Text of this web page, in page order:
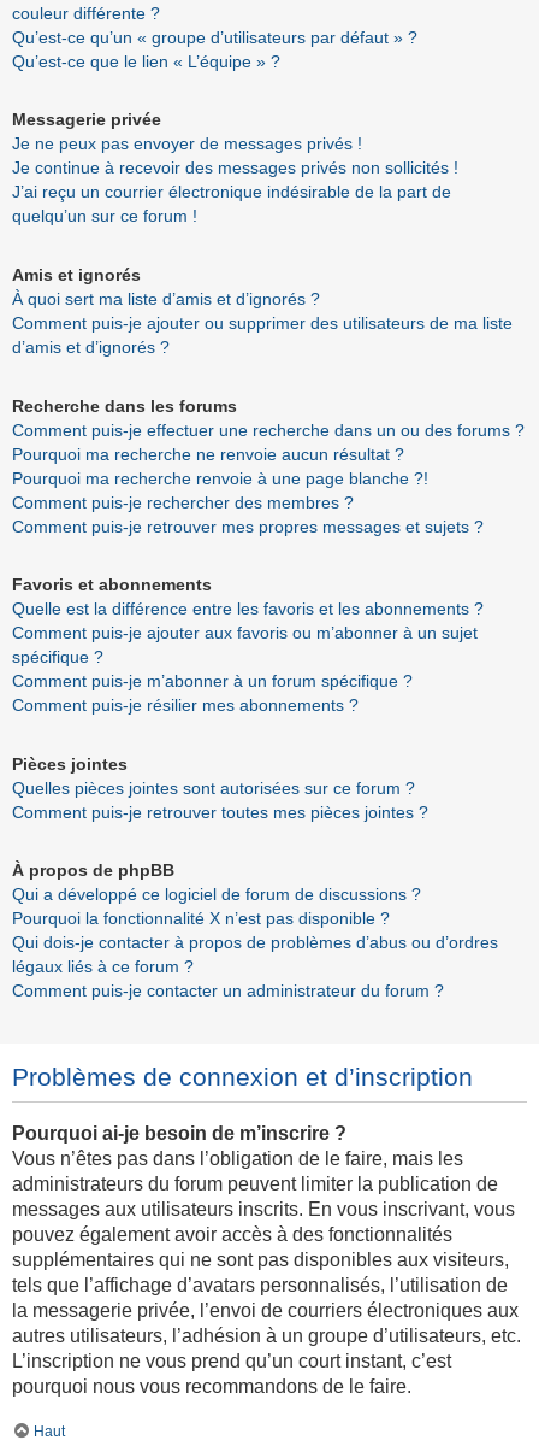
couleur différente ?
Qu’est-ce qu’un « groupe d’utilisateurs par défaut » ?
Qu’est-ce que le lien « L’équipe » ?
Messagerie privée
Je ne peux pas envoyer de messages privés !
Je continue à recevoir des messages privés non sollicités !
J’ai reçu un courrier électronique indésirable de la part de
quelqu’un sur ce forum !
Amis et ignorés
À quoi sert ma liste d’amis et d’ignorés ?
Comment puis-je ajouter ou supprimer des utilisateurs de ma liste
d’amis et d’ignorés ?
Recherche dans les forums
Comment puis-je effectuer une recherche dans un ou des forums ?
Pourquoi ma recherche ne renvoie aucun résultat ?
Pourquoi ma recherche renvoie à une page blanche ?!
Comment puis-je rechercher des membres ?
Comment puis-je retrouver mes propres messages et sujets ?
Favoris et abonnements
Quelle est la différence entre les favoris et les abonnements ?
Comment puis-je ajouter aux favoris ou m’abonner à un sujet
spécifique ?
Comment puis-je m’abonner à un forum spécifique ?
Comment puis-je résilier mes abonnements ?
Pièces jointes
Quelles pièces jointes sont autorisées sur ce forum ?
Comment puis-je retrouver toutes mes pièces jointes ?
À propos de phpBB
Qui a développé ce logiciel de forum de discussions ?
Pourquoi la fonctionnalité X n’est pas disponible ?
Qui dois-je contacter à propos de problèmes d’abus ou d’ordres
légaux liés à ce forum ?
Comment puis-je contacter un administrateur du forum ?
Problèmes de connexion et d’inscription
Pourquoi ai-je besoin de m’inscrire ?
Vous n’êtes pas dans l’obligation de le faire, mais les
administrateurs du forum peuvent limiter la publication de
messages aux utilisateurs inscrits. En vous inscrivant, vous
pouvez également avoir accès à des fonctionnalités
supplémentaires qui ne sont pas disponibles aux visiteurs,
tels que l’affichage d’avatars personnalisés, l’utilisation de
la messagerie privée, l’envoi de courriers électroniques aux
autres utilisateurs, l’adhésion à un groupe d’utilisateurs, etc.
L’inscription ne vous prend qu’un court instant, c’est
pourquoi nous vous recommandons de le faire.
Haut